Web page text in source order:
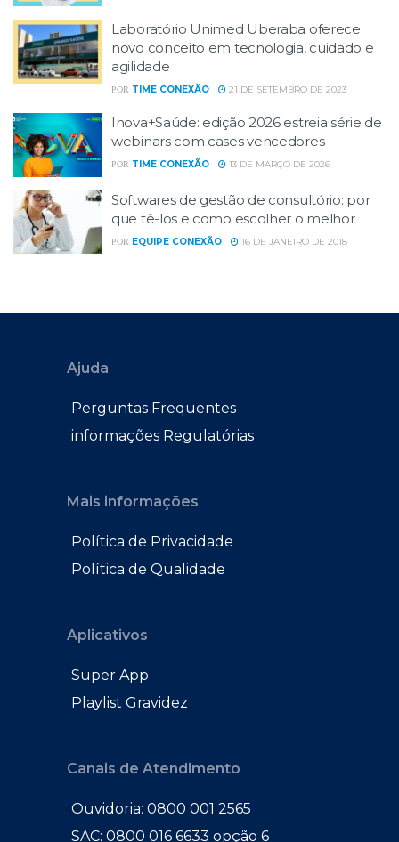
Laboratório Unimed Uberaba oferece
novo conceito em tecnologia, cuidado e
agilidade
POR TIME CONEXÃO 21 DE SETEMBRO DE 2023
Inova+Saúde: edição 2026 estreia série de
webinars com cases vencedores
POR TIME CONEXÃO 13 DE MARÇO DE 2026
Softwares de gestão de consultório: por
que tê-los e como escolher o melhor
POR EQUIPE CONEXÃO 16 DE JANEIRO DE 2018
Ajuda
Perguntas Frequentes
informações Regulatórias
Mais informações
Política de Privacidade
Política de Qualidade
Aplicativos
Super App
Playlist Gravidez
Canais de Atendimento
Ouvidoria: 0800 001 2565
SAC: 0800 016 6633 opção 6